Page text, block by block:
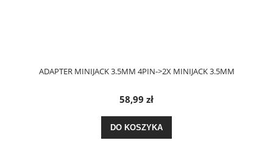
ADAPTER MINIJACK 3.5MM 4PIN->2X MINIJACK 3.5MM
58,99 zł
DO KOSZYKA